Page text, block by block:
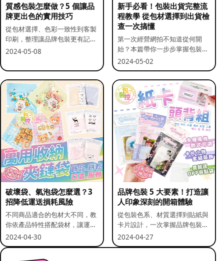
質感包裝怎麼做？5 個讓品
牌更出色的實用技巧
從包材選擇、色彩一致性到客製
印刷，整理讓品牌包裝更有記憶
點的實用做法。
2024-05-08
新手必看！包裝出貨完整流
程教學 從包材選擇到出貨檢
查一次搞懂
第一次經營網拍不知道從何開
始？本篇帶你一步步掌握包裝流
程與出貨前檢查重點。
2024-05-02
破壞袋、氣泡袋怎麼選？3
招降低運送損耗風險
不同商品適合的包材大不同，教
你依產品特性搭配袋材，讓運送
更安全。
2024-04-30
品牌包裝 5 大要素！打造讓
人印象深刻的開箱體驗
從包裝色系、材質選擇到貼紙與
卡片設計，一次掌握品牌包裝的
關鍵要素。
2024-04-27